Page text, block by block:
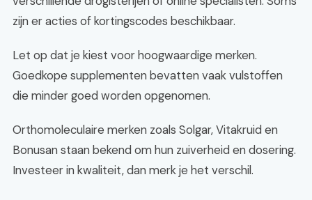
zijn er acties of kortingscodes beschikbaar.
Let op dat je kiest voor hoogwaardige merken.
Goedkope supplementen bevatten vaak vulstoffen
die minder goed worden opgenomen.
Orthomoleculaire merken zoals Solgar, Vitakruid en
Bonusan staan bekend om hun zuiverheid en dosering.
Investeer in kwaliteit, dan merk je het verschil.